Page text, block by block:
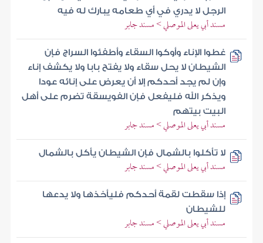
الرجل لا يدري في أي طعامه يبارك له فيه
مسند أبي يعلى الموصلي > مسند جابر
غطوا الإناء وأوكوا السقاء وأطفئوا السراج فإن
الشيطان لا يحل سقاء ولا يفتح بابا ولا يكشف إناء
وإن لم يجد أحدكم إلا أن يعرض على إنائه عودا
ويذكر الله فليفعل فإن الفويسقة تضرم على أهل
البيت بيتهم
مسند أبي يعلى الموصلي > مسند جابر
لا تأكلوا بالشمال فإن الشيطان يأكل بالشمال
مسند أبي يعلى الموصلي > مسند جابر
إذا سقطت لقمة أحدكم فليأخذها ولا يدعها
للشيطان
مسند أبي يعلى الموصلي > مسند جابر